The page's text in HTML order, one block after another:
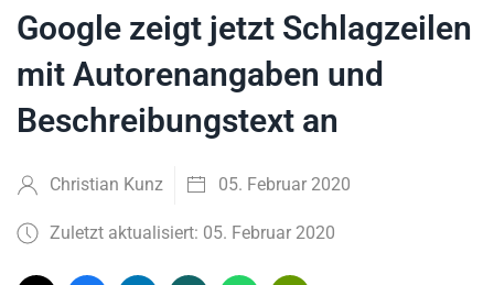
Google zeigt jetzt Schlagzeilen
mit Autorenangaben und
Beschreibungstext an
Christian Kunz 05. Februar 2020
Zuletzt aktualisiert: 05. Februar 2020